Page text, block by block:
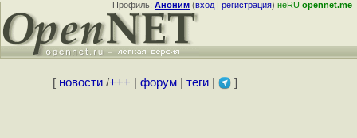
Профиль:Аноним(вход|регистрация)неRUopennet.me
[ новости/+++ форум| теги| ]